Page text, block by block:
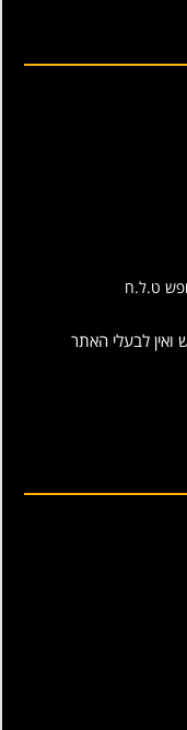
ט.ל.ח
לבעלי האתר